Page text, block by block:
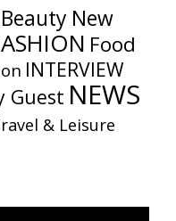
Beauty New
Food
INTERVIEW
Guest NEWS
& Leisure